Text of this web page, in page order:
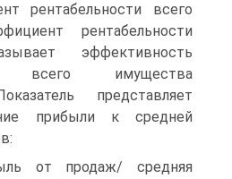
рентабельности всего
рентабельности
эффективность
всего имущества
представляет
прибыли к средней
от продаж/ средняя